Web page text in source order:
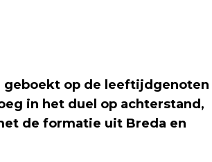
geboekt op de leeftijdgenoten
in het duel op achterstand,
de formatie uit Breda en